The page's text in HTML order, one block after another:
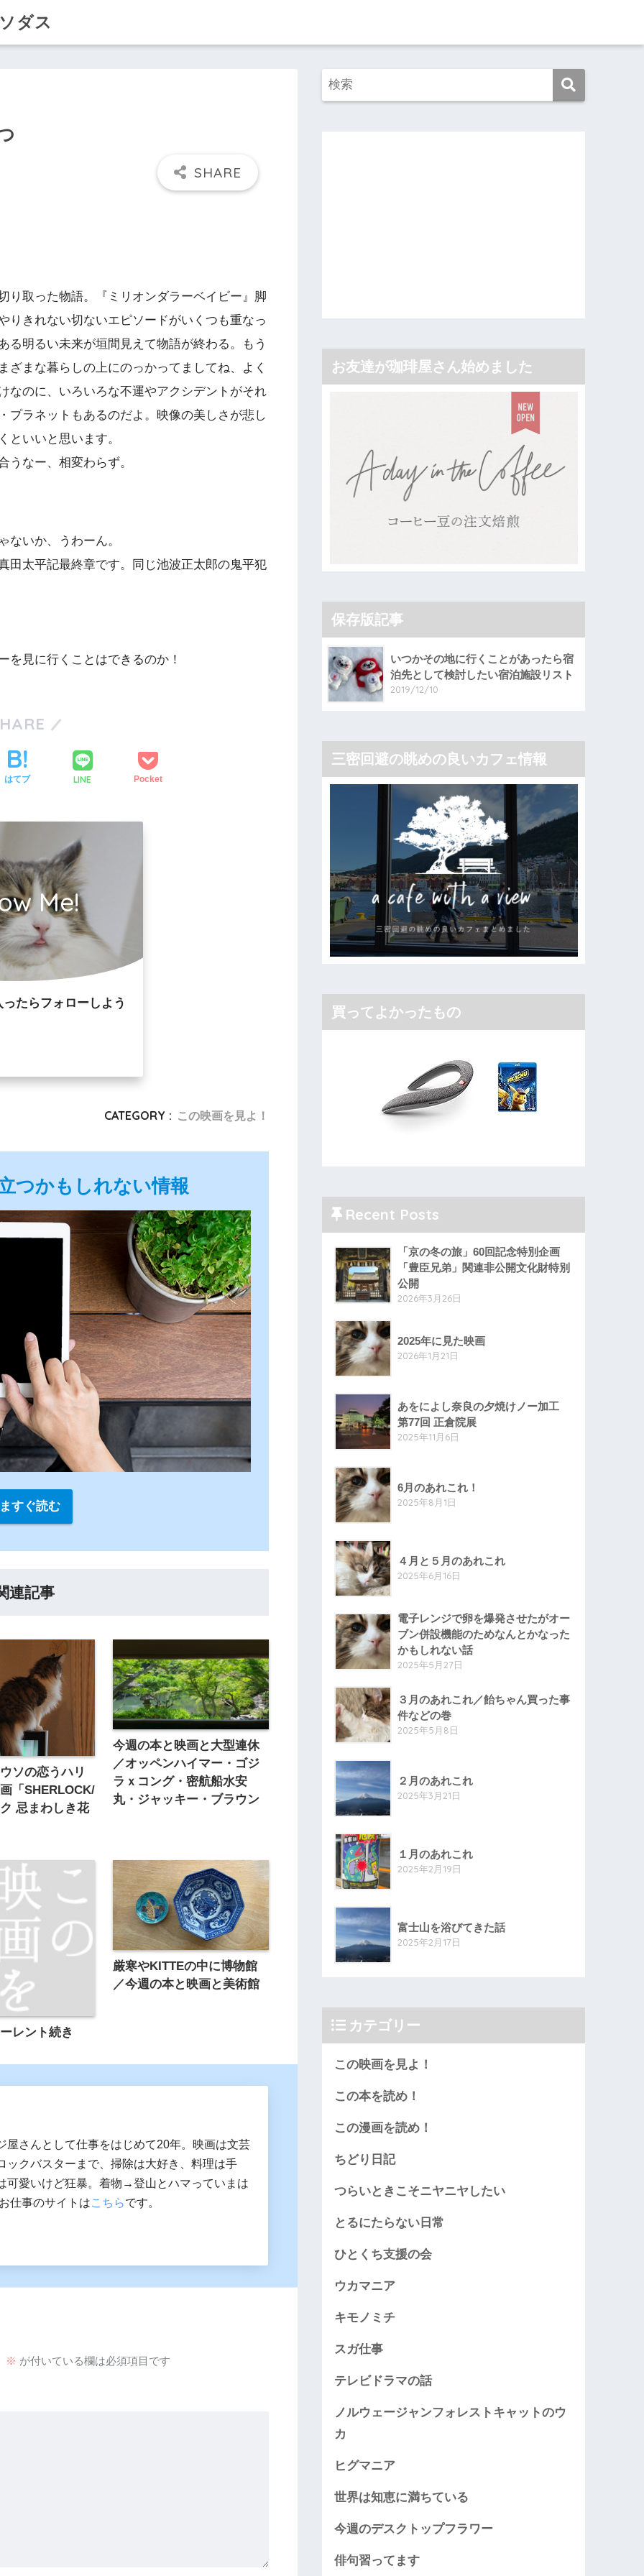
ダス
り取った物語。『ミリオンダラーベイビー』脚
りきれない切ないエピソードがいくつも重なっ
る明るい未来が垣間見えて物語が終わる。もう
まな暮らしの上にのっかってましてね、よく
なのに、いろいろな不運やアクシデントがそれ
プラネットもあるのだよ。映像の美しさが悲し
といいと思います。
うなー、相変わらず。
ないか、うわーん。
田太平記最終章です。同じ池波正太郎の鬼平犯
を見に行くことはできるのか！
はてブ LINE Pocket
Me!
たらフォローしよう
CATEGORY : この映画を見よ！
つかもしれない情報
すぐ読む
連記事
ソの恋うハリ
「SHERLOCK/
忌まわしき花
今週の本と映画と大型連休
／オッペンハイマー・ゴジ
ラｘコング・密航船水安
丸・ジャッキー・ブラウン
レント続き
厳寒やKITTEの中に博物館
／今週の本と映画と美術館
屋さんとして仕事をはじめて20年。映画は文芸
ックバスターまで、掃除は大好き、料理は手
可愛いけど狂暴。着物→登山とハマっていまは
仕事のサイトはこちらです。
※ が付いている欄は必須項目です
お友達が珈琲屋さん始めました
保存版記事
いつかその地に行くことがあったら宿
泊先として検討したい宿泊施設リスト
2019/12/10
三密回避の眺めの良いカフェ情報
買ってよかったもの
Recent Posts
「京の冬の旅」60回記念特別企画
「豊臣兄弟」関連非公開文化財特別
公開
2026年3月26日
2025年に見た映画
2026年1月21日
あをによし奈良の夕焼けノー加工
第77回 正倉院展
2025年11月6日
6月のあれこれ！
2025年8月1日
４月と５月のあれこれ
2025年6月16日
電子レンジで卵を爆発させたがオー
ブン併設機能のためなんとかなった
かもしれない話
2025年5月27日
３月のあれこれ／飴ちゃん買った事
件などの巻
2025年5月8日
２月のあれこれ
2025年3月21日
１月のあれこれ
2025年2月19日
富士山を浴びてきた話
2025年2月17日
カテゴリー
この映画を見よ！
この本を読め！
この漫画を読め！
ちどり日記
つらいときこそニヤニヤしたい
とるにたらない日常
ひとくち支援の会
ウカマニア
キモノミチ
スガ仕事
テレビドラマの話
ノルウェージャンフォレストキャットのウ
カ
ヒグマニア
世界は知恵に満ちている
今週のデスクトップフラワー
俳句習ってます